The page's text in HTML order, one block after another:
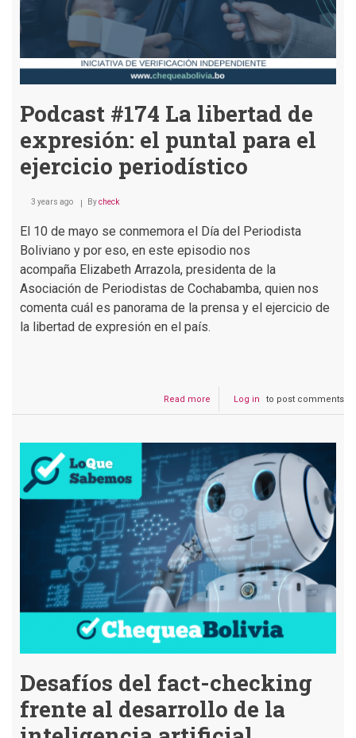
credibilidad
Podcast #174 La libertad de
expresión: el puntal para el
ejercicio periodístico
3 years ago Bycheck
El 10 de mayo se conmemora el Día del Periodista
Boliviano y por eso, en este episodio nos
acompaña Elizabeth Arrazola, presidenta de la
Asociación de Periodistas de Cochabamba, quien nos
comenta cuál es panorama de la prensa y el ejercicio de
la libertad de expresión en el país.
Read more
Podcast
de
expresión:
el
puntal
ejercicio
periodístico
Log in to post comments
Desafíos del fact-checking
frente al desarrollo de la